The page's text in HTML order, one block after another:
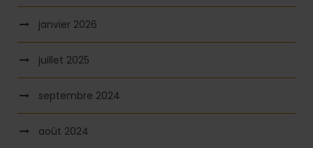
janvier 2026
juillet 2025
septembre 2024
août 2024